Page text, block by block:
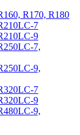
R170, R180
7
9
7,
9,
7
9
9,